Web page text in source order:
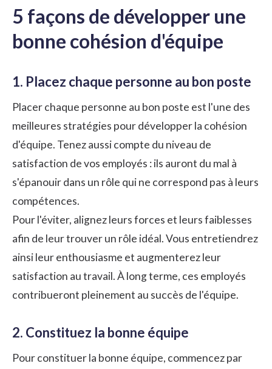
5 façons de développer une
bonne cohésion d'équipe
1. Placez chaque personne au bon poste
Placer chaque personne au bon poste est l'une des
meilleures stratégies pour développer la cohésion
d'équipe. Tenez aussi compte du niveau de
satisfaction de vos employés : ils auront du mal à
s'épanouir dans un rôle qui ne correspond pas à leurs
compétences.
Pour l'éviter, alignez leurs forces et leurs faiblesses
afin de leur trouver un rôle idéal. Vous entretiendrez
ainsi leur enthousiasme et augmenterez leur
satisfaction au travail. À long terme, ces employés
contribueront pleinement au succès de l'équipe.
2. Constituez la bonne équipe
Pour constituer la bonne équipe, commencez par